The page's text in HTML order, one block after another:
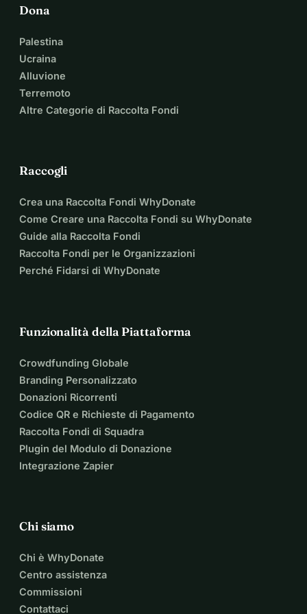
Dona
Palestina
Ucraina
Alluvione
Terremoto
Altre Categorie di Raccolta Fondi
Raccogli
Crea una Raccolta Fondi WhyDonate
Come Creare una Raccolta Fondi su WhyDonate
Guide alla Raccolta Fondi
Raccolta Fondi per le Organizzazioni
Perché Fidarsi di WhyDonate
Funzionalità della Piattaforma
Crowdfunding Globale
Branding Personalizzato
Donazioni Ricorrenti
Codice QR e Richieste di Pagamento
Raccolta Fondi di Squadra
Plugin del Modulo di Donazione
Integrazione Zapier
Chi siamo
Chi è WhyDonate
Centro assistenza
Commissioni
Contattaci